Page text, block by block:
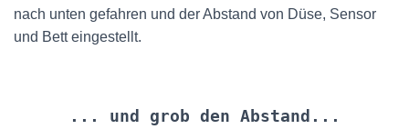
nach unten gefahren und der Abstand von Düse, Sensor
und Bett eingestellt.
... und grob den Abstand...